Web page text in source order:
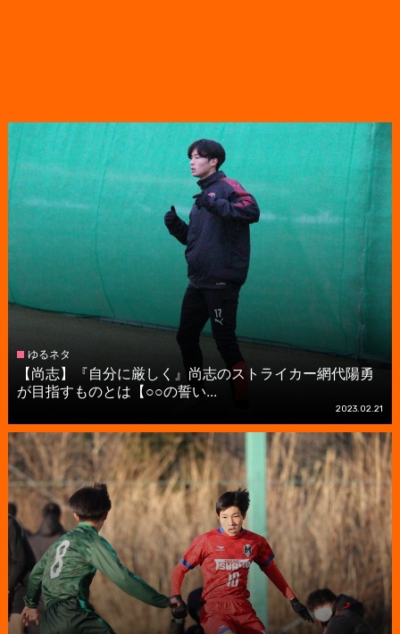
ゆるネタ
【尚志】『自分に厳しく』尚志のストライカー網代陽勇
が目指すものとは【○○の誓い...
2023.02.21